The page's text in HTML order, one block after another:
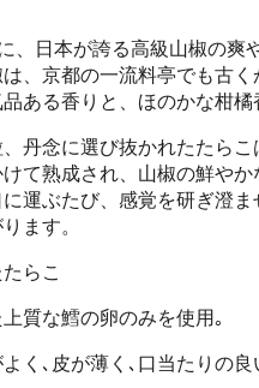
、日本が誇る高級山椒の爽
、京都の一流料亭でも古く
ある香りと、ほのかな柑橘
丹念に選び抜かれたたらこ
て熟成され、山椒の鮮や
運ぶたび、感覚を研ぎ澄
ます。
らこ
質な鱈の卵のみを使用｡
く､皮が薄く､口当たりの